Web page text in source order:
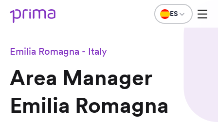
ES
Emilia Romagna - Italy
Area Manager
Emilia Romagna